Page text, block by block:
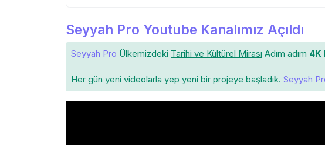
Seyyah Pro Youtube Kanalımız Açıldı
Seyyah Pro Ülkemizdeki Tarihi ve Kültürel Mirası Adım adım 4K
Her gün yeni videolarla yep yeni bir projeye başladık. Seyyah